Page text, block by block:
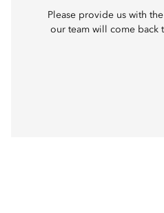
Please provide us with
our team will come back